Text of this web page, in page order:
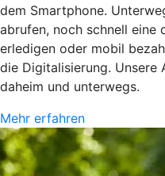
dem Smartphone.
abrufen, noch schnell eine
erledigen oder mobil
die Digitalisierung. Unsere
daheim und unterwegs.
Mehr erfahren